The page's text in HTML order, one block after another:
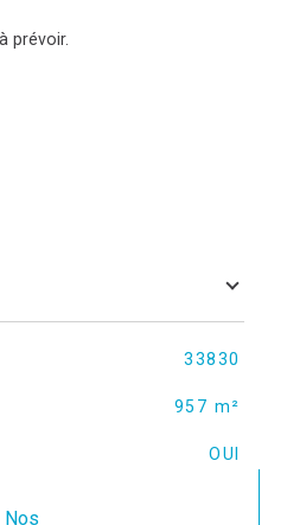
prévoir.
33830
957 m²
OUI
Nos